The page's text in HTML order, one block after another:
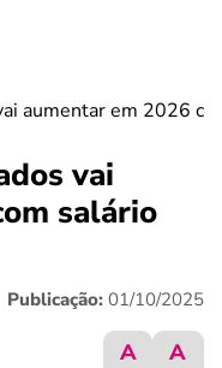
aumentar em 2026
vai
salário
Publicação: 01/10/2025
A
A